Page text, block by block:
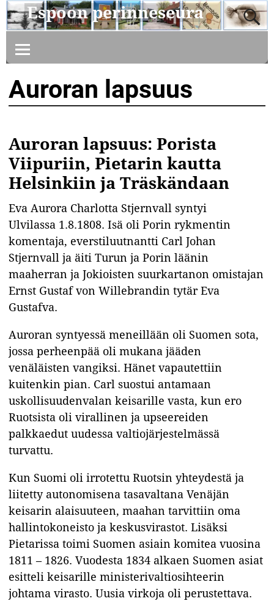
Espoon perinneseura
Auroran lapsuus
Auroran lapsuus: Porista
Viipuriin, Pietarin kautta
Helsinkiin ja Träskändaan
Eva Aurora Charlotta Stjernvall syntyi
Ulvilassa 1.8.1808. Isä oli Porin rykmentin
komentaja, everstiluutnantti Carl Johan
Stjernvall ja äiti Turun ja Porin läänin
maaherran ja Jokioisten suurkartanon omistajan
Ernst Gustaf von Willebrandin tytär Eva
Gustafva.
Auroran syntyessä meneillään oli Suomen sota,
jossa perheenpää oli mukana jääden
venäläisten vangiksi. Hänet vapautettiin
kuitenkin pian. Carl suostui antamaan
uskollisuudenvalan keisarille vasta, kun ero
Ruotsista oli virallinen ja upseereiden
palkkaedut uudessa valtiojärjestelmässä
turvattu.
Kun Suomi oli irrotettu Ruotsin yhteydestä ja
liitetty autonomisena tasavaltana Venäjän
keisarin alaisuuteen, maahan tarvittiin oma
hallintokoneisto ja keskusvirastot. Lisäksi
Pietarissa toimi Suomen asiain komitea vuosina
1811 – 1826. Vuodesta 1834 alkaen Suomen asiat
esitteli keisarille ministerivaltiosihteerin
johtama virasto. Uusia virkoja oli perustettava.